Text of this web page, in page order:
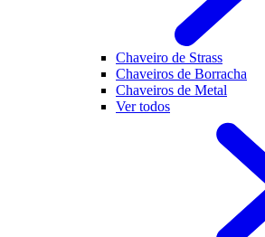
Chaveiro de Strass
Chaveiros de Borracha
Chaveiros de Metal
Ver todos